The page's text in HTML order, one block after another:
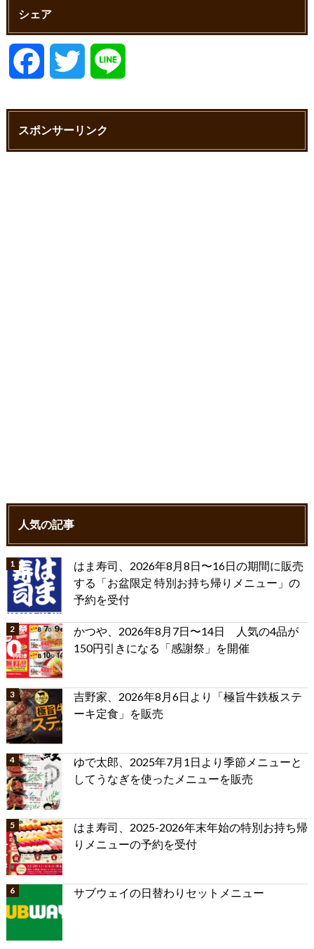
シェア
c i
スポンサーリンク
人気の記事
はま寿司、2026年8月8日〜16日の期間に販売
する「お盆限定 特別お持ち帰りメニュー」の
予約を受付
かつや、2026年8月7日〜14日 人気の4品が
150円引きになる「感謝祭」を開催
吉野家、2026年8月6日より「極旨牛鉄板ステ
ーキ定食」を販売
ゆで太郎、2025年7月1日より季節メニューと
してうなぎを使ったメニューを販売
はま寿司、2025-2026年末年始の特別お持ち帰
りメニューの予約を受付
サブウェイの日替わりセットメニュー